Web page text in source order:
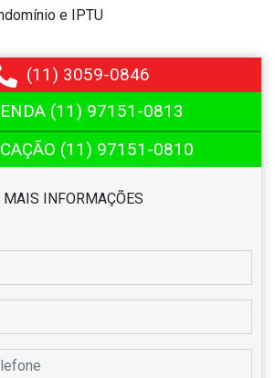
(11) 3059-0846
(11) 97151-0813
(11) 97151-0810
INFORMAÇÕES
e IPTU